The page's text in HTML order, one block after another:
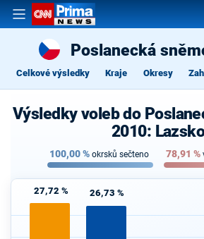
Poslanecká
Celkové výsledky Kraje Okresy
Výsledky voleb do
2010:
100,00% okrsků sečteno 78,91 %
27,72 % 26,73 %